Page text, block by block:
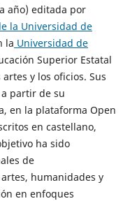
año) editada por
la Universidad de
la Universidad de
Superior Estatal
y los oficios. Sus
partir de su
en la plataforma Open
en castellano,
ha sido
de
humanidades y
en enfoques